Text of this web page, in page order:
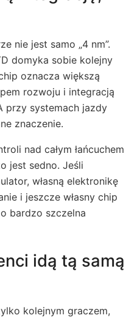
nie jest samo „4 nm”.
domyka sobie kolejny
oznacza większą
rozwoju i integracją
przy systemach jazdy
znaczenie.
nad całym łańcuchem
jest sedno. Jeśli
własną elektronikę
i jeszcze własny chip
bardzo szczelna
idą tą samą
kolejnym graczem,